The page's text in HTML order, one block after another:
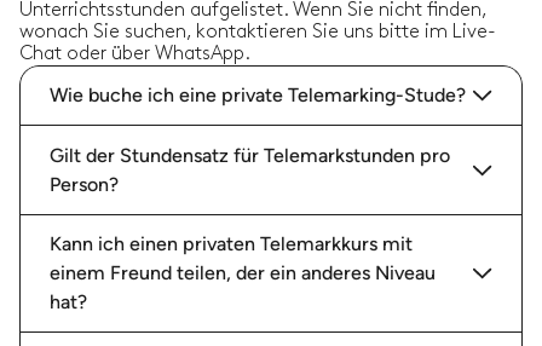
Unterrichtsstunden aufgelistet. Wenn Sie nicht finden,
wonach Sie suchen, kontaktieren Sie uns bitte im Live-
Chat oder über WhatsApp.
Wie buche ich eine private Telemarking-Stude?
Gilt der Stundensatz für Telemarkstunden pro
Person?
Kann ich einen privaten Telemarkkurs mit
einem Freund teilen, der ein anderes Niveau
hat?